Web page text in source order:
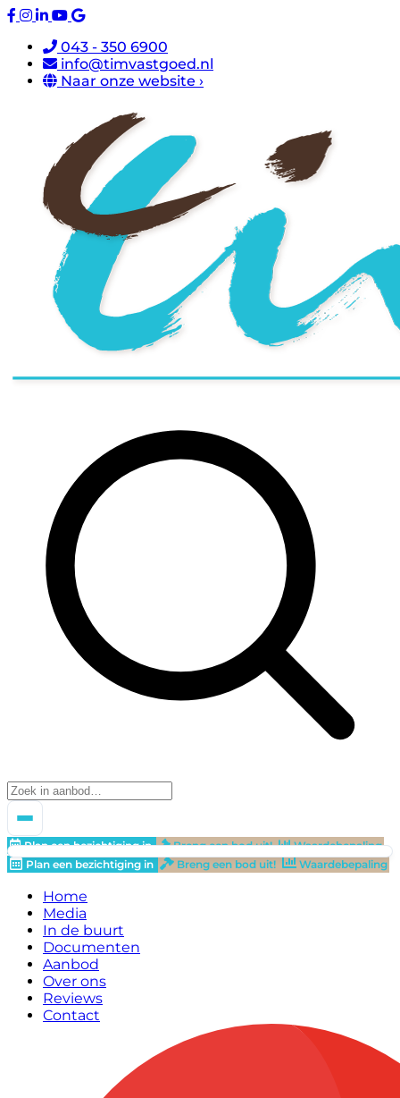
043 - 350 6900
info@timvastgoed.nl
Naar onze website ›
Plan een bezichtiging in Breng een bod uit!
Waardebepaling
Plan een bezichtiging in
Breng een bod uit! Waardebepaling
Home
Media
In de buurt
Documenten
Aanbod
Over ons
Reviews
Contact